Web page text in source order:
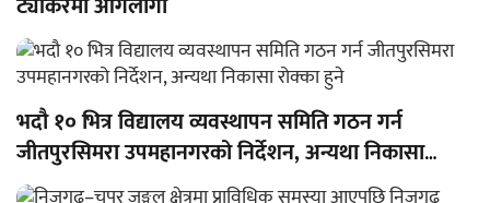
भदौ १० भित्र विद्यालय व्यवस्थापन समिति गठन गर्न
जीतपुरसिमरा उपमहानगरको निर्देशन, अन्यथा निकासा
रोक्का हुने